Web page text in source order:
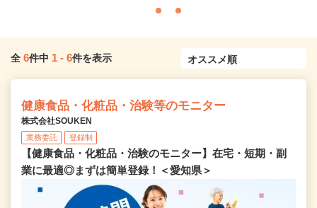
全 6件中 1 - 6件を表示
健康食品・化粧品・治験等のモニター
株式会社SOUKEN
業務委託 登録制
【健康食品・化粧品・治験のモニター】在宅・短期・副
業に最適◎まずは簡単登録！＜愛知県＞